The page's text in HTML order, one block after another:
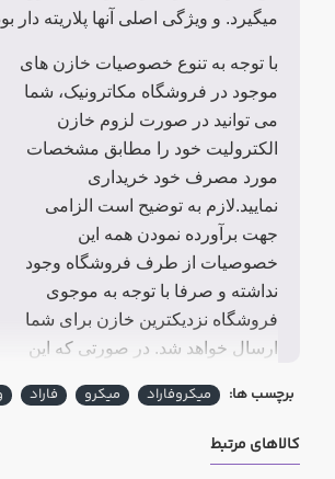
میگیرد. و ویژگی اصلی آنها پلاریته دار
با توجه به تنوع خصوصیات خازن های
موجود در فروشگاه مکاترونیک، شما
می توانید در صورت لزوم خازن
الکترولیت خود را مطابق مشخصات
مورد مصرف خود خریداری
نمایید.لازم به توضیح است الزامی
جهت برآورده نمودن همه این
خصوصیات از طرف فروشگاه وجود
نداشته و صرفا با توجه به موجوی
فروشگاه نزدیکترین خازن برای شما
ارسال خواهد شد. در صورتی که این
باشد لازم است قبل از خرید با
همکاران بخش فروش هماهنگ
فرمایید
برچسب ها: میکروفاراد میکرو فاراد
کالاهای مرتبط